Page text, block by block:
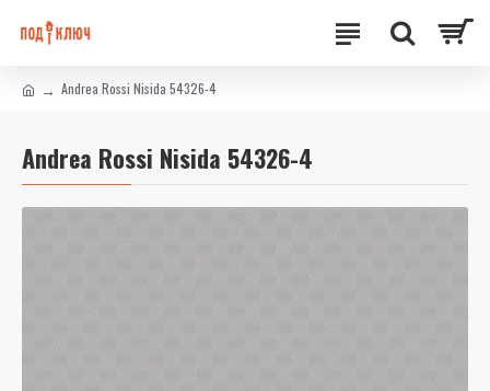
Andrea Rossi Nisida 54326-4
Andrea Rossi Nisida 54326-4